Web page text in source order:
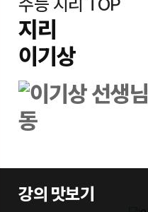
지리
이기상
강의 맛보기